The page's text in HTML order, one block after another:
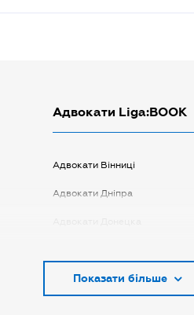
Адвокати Liga:BOOK
Адвокати Вінниці
Адвокати Дніпра
Адвокати Києва
Показати більше